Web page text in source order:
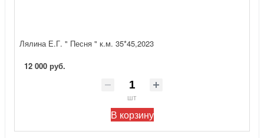
Лялина Е.Г. " Песня " к.м. 35*45,2023
12 000 руб.
шт
В корзину